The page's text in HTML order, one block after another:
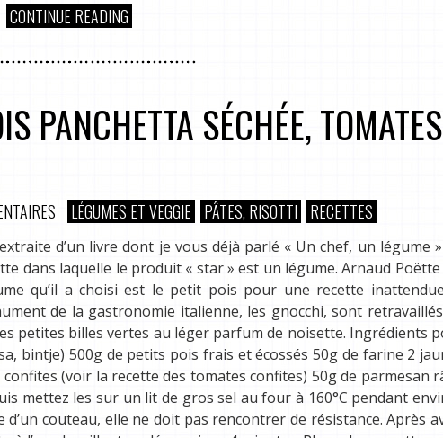
CONTINUE READING
PANCHETTA SÉCHÉE, TOMATES
LÉGUMES ET VEGGIE PÂTES, RISOTTI RECETTES
d’un livre dont je vous déjà parlé « Un chef, un légume
dans laquelle le produit « star » est un légume. Arnaud
qu’il a choisi est le petit pois pour une recette
de la gastronomie italienne, les gnocchi, sont
petites billes vertes au léger parfum de noisette. Ingrédients
bintje) 500g de petits pois frais et écossés 50g de farine 2
(voir la recette des tomates confites) 50g de parmesan
mettez les sur un lit de gros sel au four à 160°C pendant
couteau, elle ne doit pas rencontrer de résistance. Après